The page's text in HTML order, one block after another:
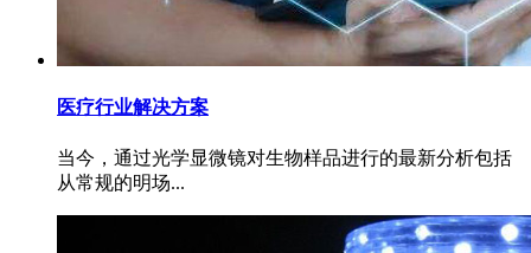
医疗行业解决方案
当今，通过光学显微镜对生物样品进行的最新分析包括
从常规的明场...